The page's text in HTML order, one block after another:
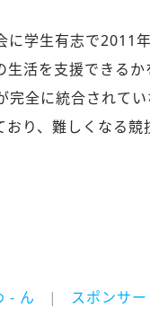
に学生有志で2011
活を支援できるか
全に統合されて
り、難しくなる競
- ん スポンサー